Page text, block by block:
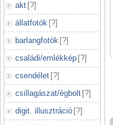
akt [?]
állatfotók [?]
barlangfotók [?]
családi/emlékkép [?]
csendélet [?]
csillagászat/égbolt [?]
digit. illusztráció [?]